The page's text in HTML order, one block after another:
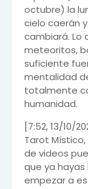
octubre) la
cielo caerán
cambiará. Lo
meteoritos,
suficiente
mentalidad
totalmente
humanidad.
[7:52, 13/10/
Tarot
de videos
que ya
empezar a